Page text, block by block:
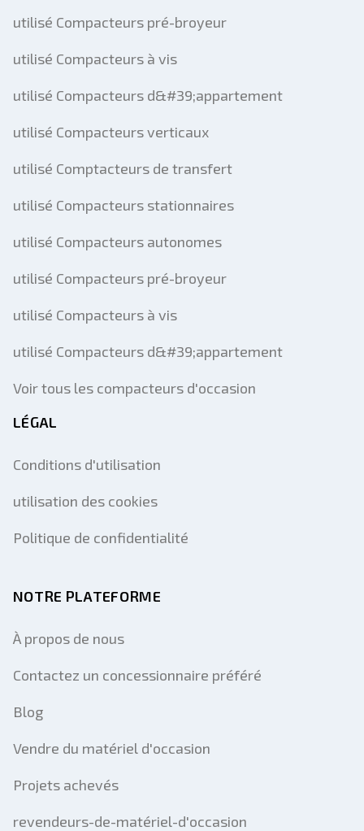
utilisé Compacteurs pré-broyeur
utilisé Compacteurs à vis
utilisé Compacteurs d&#39;appartement
utilisé Compacteurs verticaux
utilisé Comptacteurs de transfert
utilisé Compacteurs stationnaires
utilisé Compacteurs autonomes
utilisé Compacteurs pré-broyeur
utilisé Compacteurs à vis
utilisé Compacteurs d&#39;appartement
Voir tous les compacteurs d'occasion
LÉGAL
Conditions d'utilisation
utilisation des cookies
Politique de confidentialité
NOTRE PLATEFORME
À propos de nous
Contactez un concessionnaire préféré
Blog
Vendre du matériel d'occasion
Projets achevés
revendeurs-de-matériel-d'occasion